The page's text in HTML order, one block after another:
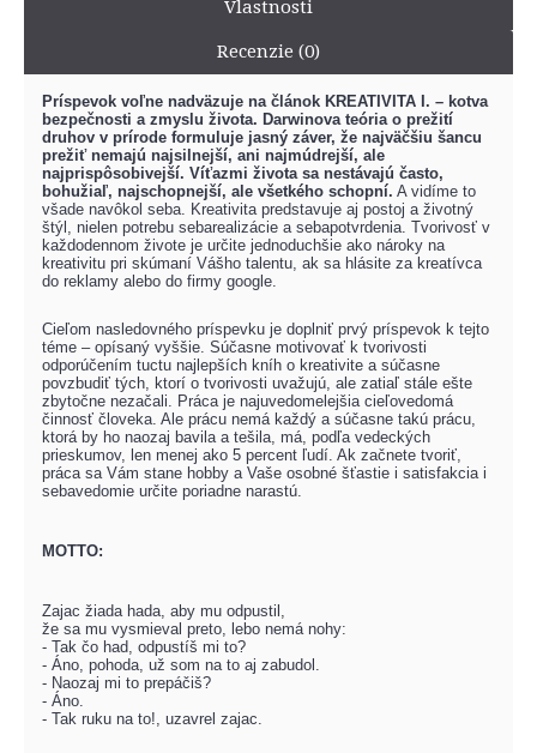
Vlastnosti
Recenzie (0)
Príspevok voľne nadväzuje na článok KREATIVITA I. – kotva
bezpečnosti a zmyslu života. Darwinova teória o prežití
druhov v prírode formuluje jasný záver, že najväčšiu šancu
prežiť nemajú najsilnejší, ani najmúdrejší, ale
najprispôsobivejší. Víťazmi života sa nestávajú často,
bohužiaľ, najschopnejší, ale všetkého schopní. A vidíme to
všade navôkol seba. Kreativita predstavuje aj postoj a životný
štýl, nielen potrebu sebarealizácie a sebapotvrdenia. Tvorivosť v
každodennom živote je určite jednoduchšie ako nároky na
kreativitu pri skúmaní Vášho talentu, ak sa hlásite za kreatívca
do reklamy alebo do firmy google.
Cieľom nasledovného príspevku je doplniť prvý príspevok k tejto
téme – opísaný vyššie. Súčasne motivovať k tvorivosti
odporúčením tuctu najlepších kníh o kreativite a súčasne
povzbudiť tých, ktorí o tvorivosti uvažujú, ale zatiaľ stále ešte
zbytočne nezačali. Práca je najuvedomelejšia cieľovedomá
činnosť človeka. Ale prácu nemá každý a súčasne takú prácu,
ktorá by ho naozaj bavila a tešila, má, podľa vedeckých
prieskumov, len menej ako 5 percent ľudí. Ak začnete tvoriť,
práca sa Vám stane hobby a Vaše osobné šťastie i satisfakcia i
sebavedomie určite poriadne narastú.
MOTTO:
Zajac žiada hada, aby mu odpustil,
že sa mu vysmieval preto, lebo nemá nohy:
- Tak čo had, odpustíš mi to?
- Áno, pohoda, už som na to aj zabudol.
- Naozaj mi to prepáčiš?
- Áno.
- Tak ruku na to!, uzavrel zajac.